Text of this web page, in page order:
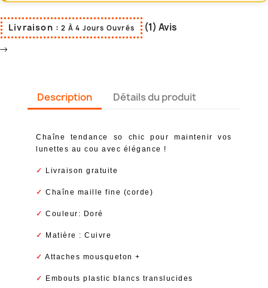
Livraison : 2 À 4 Jours Ouvrés (1) Avis
Description Détails du produit
Chaîne tendance so chic pour maintenir vos
lunettes au cou avec élégance !
✓ Livraison gratuite
✓ Chaîne maille fine (corde)
✓ Couleur: Doré
✓ Matière : Cuivre
✓ Attaches mousqueton +
✓ Embouts plastic blancs translucides